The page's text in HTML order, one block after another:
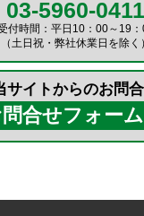
03-5960-0411
付時間：平日10：00～19
（土日祝・弊社休業日を除く）
サイトからのお問
合せフォー